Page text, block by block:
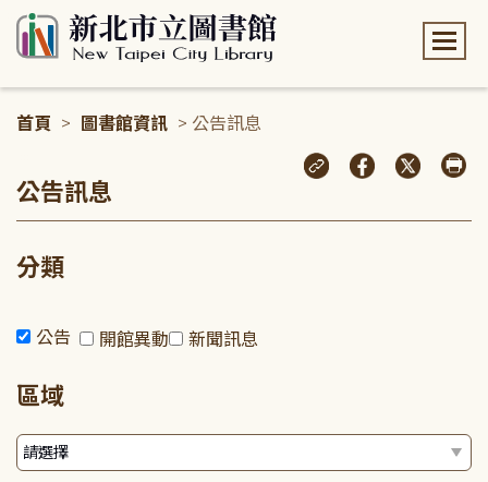
首頁 > 圖書館資訊 > 公告訊息
公告訊息
分類
公告 開館異動 新聞訊息
區域